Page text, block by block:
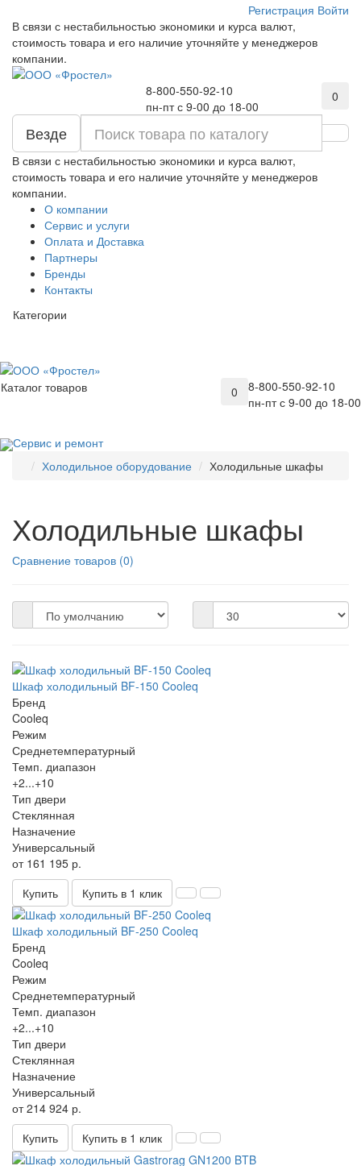
Регистрация Войти
В связи с нестабильностью экономики и курса валют,
стоимость товара и его наличие уточняйте у менеджеров
компании.
8-800-550-92-10
пн-пт с 9-00 до 18-00
0
Везде
В связи с нестабильностью экономики и курса валют,
стоимость товара и его наличие уточняйте у менеджеров
компании.
О компании
Сервис и услуги
Оплата и Доставка
Партнеры
Бренды
Контакты
Категории
8-800-550-92-10
пн-пт с 9-00 до 18-00
0
Каталог товаров
Сервис и ремонт
Холодильное оборудование
Холодильные шкафы
Холодильные шкафы
Сравнение товаров (0)
Шкаф холодильный BF-150 Cooleq
Бренд
Cooleq
Режим
Среднетемпературный
Темп. диапазон
+2...+10
Тип двери
Стеклянная
Назначение
Универсальный
от 161 195 р.
Купить
Купить в 1 клик
Шкаф холодильный BF-250 Cooleq
Бренд
Cooleq
Режим
Среднетемпературный
Темп. диапазон
+2...+10
Тип двери
Стеклянная
Назначение
Универсальный
от 214 924 р.
Купить
Купить в 1 клик